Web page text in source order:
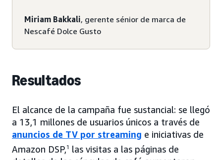
Miriam Bakkali, gerente sénior de marca de
Nescafé Dolce Gusto
Resultados
El alcance de la campaña fue sustancial: se llegó
a 13,1 millones de usuarios únicos a través de
anuncios de TV por streaming e iniciativas de
Amazon DSP,1
las visitas a las páginas de